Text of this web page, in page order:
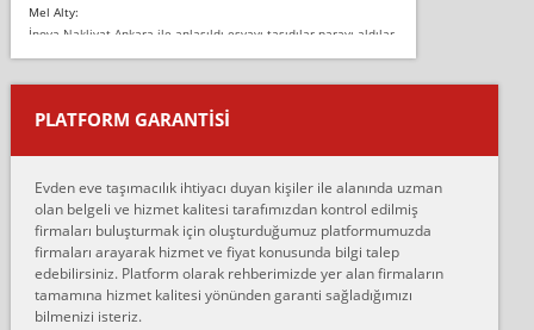
Mel Alty:
İnova Nakliyat Ankara ile anlaşıldı eşyayı taşıdılar parayı aldılar.
Salon duvarına bir baktım birisi boydan alüminyum renkli bantı
yapıştırm...
Murat:
çalıştıklarını, müş...
Ahmet:
Lüleburgaz güngünes evden eve naklyat eşyalarımı taşımak için
anlaştık sabah eve geldiklerinde de eşyalarımı düzgün şekilde
sarcaz demelerine r...
PLATFORM GARANTİSİ
Evden eve taşımacılık ihtiyacı duyan kişiler ile alanında uzman
olan belgeli ve hizmet kalitesi tarafımızdan kontrol edilmiş
firmaları buluşturmak için oluşturduğumuz platformumuzda
firmaları arayarak hizmet ve fiyat konusunda bilgi talep
edebilirsiniz. Platform olarak rehberimizde yer alan firmaların
tamamına hizmet kalitesi yönünden garanti sağladığımızı
bilmenizi isteriz.